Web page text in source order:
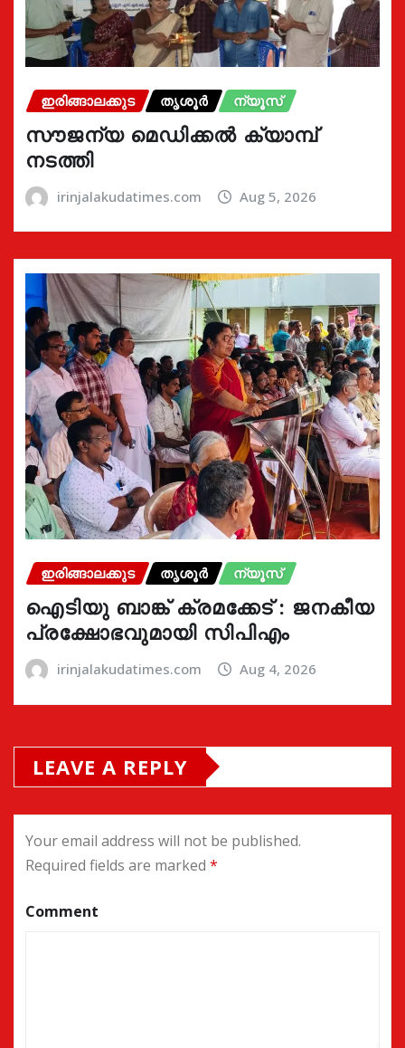
ഇരിങ്ങാലക്കുട തൃശൂർ ന്യൂസ്
സൗജന്യ മെഡിക്കൽ ക്യാമ്പ്
നടത്തി
irinjalakudatimes.com Aug 5, 2026
ഇരിങ്ങാലക്കുട തൃശൂർ ന്യൂസ്
ഐടിയു ബാങ്ക് ക്രമക്കേട് : ജനകീയ
പ്രക്ഷോഭവുമായി സിപിഎം
irinjalakudatimes.com Aug 4, 2026
LEAVE A REPLY
Your email address will not be published.
Required fields are marked *
Comment